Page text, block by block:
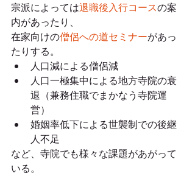
宗派によっては退職後入行コースの案
内があったり、
在家向けの僧侶への道セミナーがあっ
たりする。
人口減による僧侶減
人口一極集中による地方寺院の衰
退（兼務住職でまかなう寺院運
営）
婚姻率低下による世襲制での後継
人不足
など、寺院でも様々な課題があがって
いる。